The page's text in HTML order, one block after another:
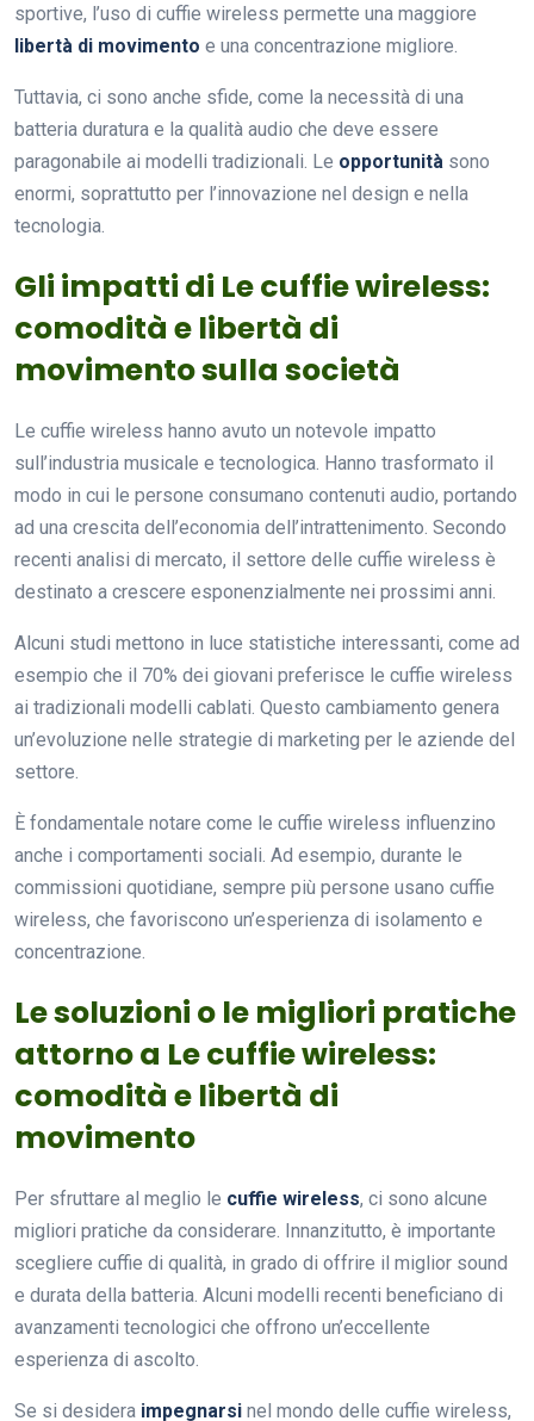
sportive, l’uso di cuffie wireless permette una maggiore
libertà di movimento e una concentrazione migliore.
Tuttavia, ci sono anche sfide, come la necessità di una
batteria duratura e la qualità audio che deve essere
paragonabile ai modelli tradizionali. Le opportunità sono
enormi, soprattutto per l’innovazione nel design e nella
tecnologia.
Gli impatti di Le cuffie wireless:
comodità e libertà di
movimento sulla società
Le cuffie wireless hanno avuto un notevole impatto
sull’industria musicale e tecnologica. Hanno trasformato il
modo in cui le persone consumano contenuti audio, portando
ad una crescita dell’economia dell’intrattenimento. Secondo
recenti analisi di mercato, il settore delle cuffie wireless è
destinato a crescere esponenzialmente nei prossimi anni.
Alcuni studi mettono in luce statistiche interessanti, come ad
esempio che il 70% dei giovani preferisce le cuffie wireless
ai tradizionali modelli cablati. Questo cambiamento genera
un’evoluzione nelle strategie di marketing per le aziende del
settore.
È fondamentale notare come le cuffie wireless influenzino
anche i comportamenti sociali. Ad esempio, durante le
commissioni quotidiane, sempre più persone usano cuffie
wireless, che favoriscono un’esperienza di isolamento e
concentrazione.
Le soluzioni o le migliori pratiche
attorno a Le cuffie wireless:
comodità e libertà di
movimento
Per sfruttare al meglio le cuffie wireless, ci sono alcune
migliori pratiche da considerare. Innanzitutto, è importante
scegliere cuffie di qualità, in grado di offrire il miglior sound
e durata della batteria. Alcuni modelli recenti beneficiano di
avanzamenti tecnologici che offrono un’eccellente
esperienza di ascolto.
Se si desidera impegnarsi nel mondo delle cuffie wireless,